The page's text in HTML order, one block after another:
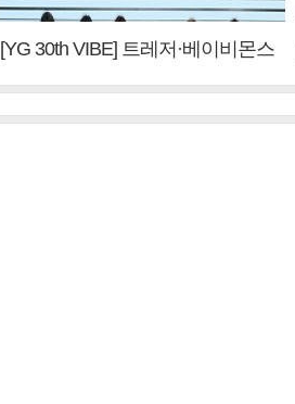
[YG 30th VIBE] 트레저·베이비몬스